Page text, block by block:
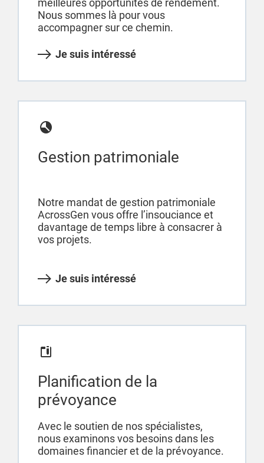
meilleures opportunités de rendement.
Nous sommes là pour vous
accompagner sur ce chemin.
Je suis intéressé
Gestion patrimoniale
Notre mandat de gestion patrimoniale
AcrossGen vous offre l’insouciance et
davantage de temps libre à consacrer à
vos projets.
Je suis intéressé
Planification de la
prévoyance
Avec le soutien de nos spécialistes,
nous examinons vos besoins dans les
domaines financier et de la prévoyance.